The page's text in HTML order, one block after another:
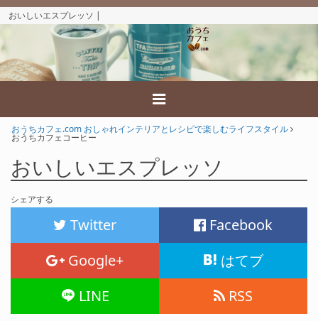
おいしいエスプレッソ |
おうちカフェ.com おしゃれインテリアとレシピで楽しむライフスタイル
おうちカフェコーヒー
おいしいエスプレッソ
シェアする
Twitter
Facebook
Google+
はてブ
LINE
RSS